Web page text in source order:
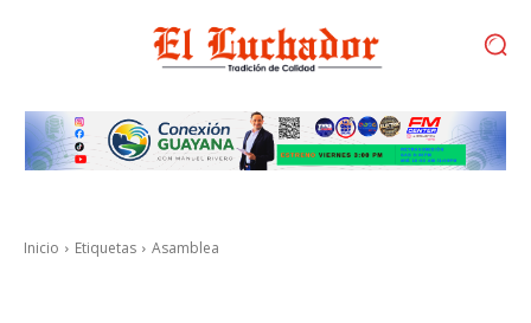
Inicio Etiquetas Asamblea